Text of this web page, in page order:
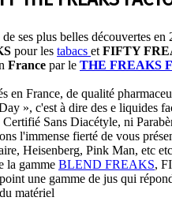
ses plus belles découvertes en
pour les tabacs et FIFTY
France par le THE FREAKS
en France, de qualité
», c'est à dire des e liquides
Sans Diacétyle, ni
l'immense fierté de vous
Heisenberg, Pink Man, etc
la gamme BLEND FREAKS,
une gamme de jus qui
matériel